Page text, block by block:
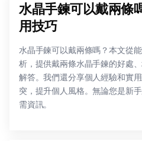
水晶手鍊可以戴兩條
用技巧
水晶手鍊可以戴兩條嗎？本文從
析，提供戴兩條水晶手鍊的好處
解答。我們還分享個人經驗和實
突，提升個人風格。無論您是新
需資訊。